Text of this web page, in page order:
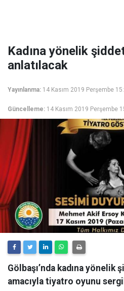
Kadına yönelik
anlatılacak
Yayınlanma: 14 Kasım 2019 Perşembe
Güncelleme: 14 Kasım 2019 Perşembe
Gölbaşı’nda kadına
amacıyla tiyatro oyunu